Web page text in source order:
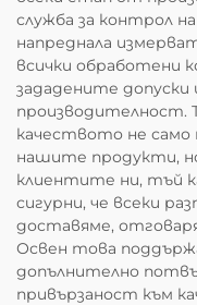
служба за контрол
напреднала
всички обработени
зададените
производителност.
качеството не
нашите продукти,
клиентите ни, тъй
сигурни, че всеки
доставяме,
Освен това
допълнително
привързаност към